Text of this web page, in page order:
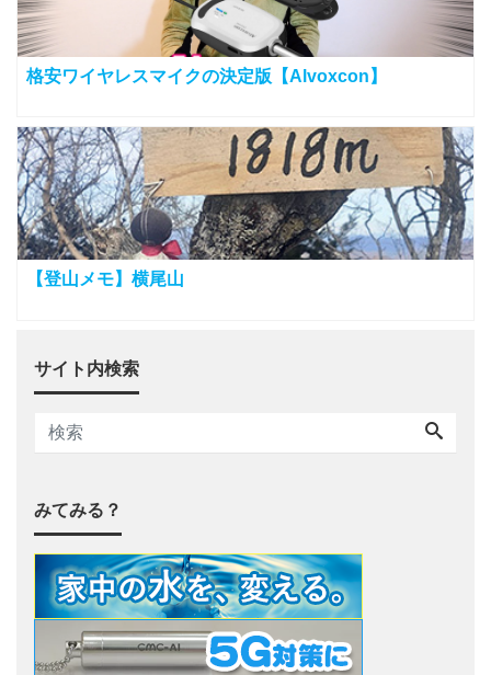
格安ワイヤレスマイクの決定版【Alvoxcon】
【登山メモ】横尾山
サイト内検索
みてみる？